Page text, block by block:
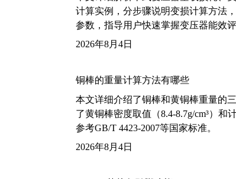
计算实例，分步骤说明变损计算方法
参数，指导用户快速掌握变压器能效评
2026年8月4日
铜棒的重量计算方法有哪些
本文详细介绍了铜棒和黄铜棒重量的
了黄铜棒密度取值（8.4-8.7g/cm³）
参考GB/T 4423-2007等国家标准。
2026年8月4日